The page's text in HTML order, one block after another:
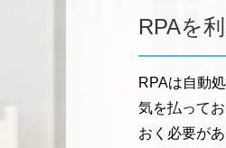
RPAを
RPAは自動
気を払って
おく必要が